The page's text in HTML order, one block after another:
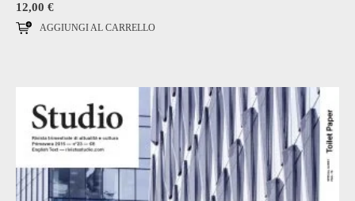
12,00 €
AGGIUNGI AL CARRELLO